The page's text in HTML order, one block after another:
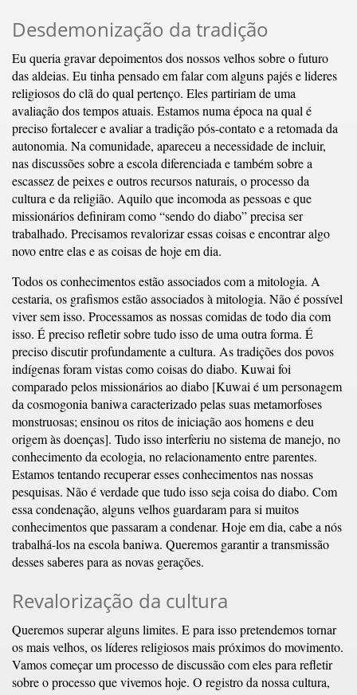
Desdemonização da tradição
Eu queria gravar depoimentos dos nossos velhos sobre o futuro
das aldeias. Eu tinha pensado em falar com alguns pajés e lideres
religiosos do clã do qual pertenço. Eles partiriam de uma
avaliação dos tempos atuais. Estamos numa época na qual é
preciso fortalecer e avaliar a tradição pós-contato e a retomada da
autonomia. Na comunidade, apareceu a necessidade de incluir,
nas discussões sobre a escola diferenciada e também sobre a
escassez de peixes e outros recursos naturais, o processo da
cultura e da religião. Aquilo que incomoda as pessoas e que
missionários definiram como “sendo do diabo” precisa ser
trabalhado. Precisamos revalorizar essas coisas e encontrar algo
novo entre elas e as coisas de hoje em dia.
Todos os conhecimentos estão associados com a mitologia. A
cestaria, os grafismos estão associados à mitologia. Não é possível
viver sem isso. Processamos as nossas comidas de todo dia com
isso. É preciso refletir sobre tudo isso de uma outra forma. É
preciso discutir profundamente a cultura. As tradições dos povos
indígenas foram vistas como coisas do diabo. Kuwai foi
comparado pelos missionários ao diabo [Kuwai é um personagem
da cosmogonia baniwa caracterizado pelas suas metamorfoses
monstruosas; ensinou os ritos de iniciação aos homens e deu
origem às doenças]. Tudo isso interferiu no sistema de manejo, no
conhecimento da ecologia, no relacionamento entre parentes.
Estamos tentando recuperar esses conhecimentos nas nossas
pesquisas. Não é verdade que tudo isso seja coisa do diabo. Com
essa condenação, alguns velhos guardaram para si muitos
conhecimentos que passaram a condenar. Hoje em dia, cabe a nós
trabalhá-los na escola baniwa. Queremos garantir a transmissão
desses saberes para as novas gerações.
Revalorização da cultura
Queremos superar alguns limites. E para isso pretendemos tornar
os mais velhos, os líderes religiosos mais próximos do movimento.
Vamos começar um processo de discussão com eles para refletir
sobre o processo que vivemos hoje. O registro da nossa cultura,